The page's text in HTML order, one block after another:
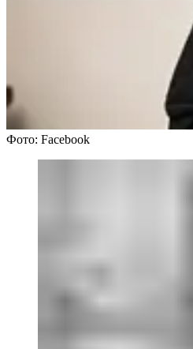
Фото: Facebook